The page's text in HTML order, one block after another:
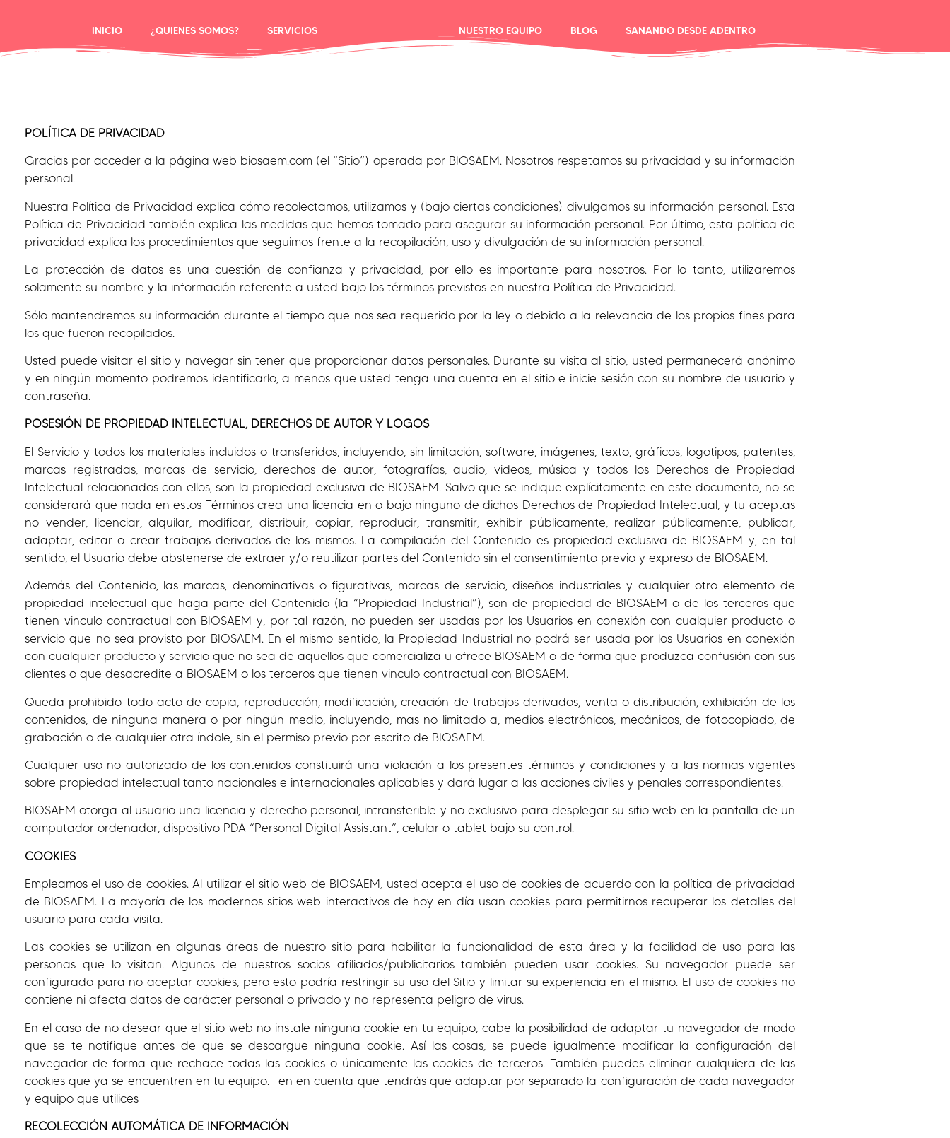
INICIO ¿QUIENES SOMOS? SERVICIOS NUESTRO EQUIPO BLOG SANANDO DESDE ADENTRO
POLÍTICA DE PRIVACIDAD
Gracias por acceder a la página web biosaem.com (el “Sitio”) operada por BIOSAEM. Nosotros respetamos su privacidad y su información
personal.
Nuestra Política de Privacidad explica cómo recolectamos, utilizamos y (bajo ciertas condiciones) divulgamos su información personal. Esta
Política de Privacidad también explica las medidas que hemos tomado para asegurar su información personal. Por último, esta política de
privacidad explica los procedimientos que seguimos frente a la recopilación, uso y divulgación de su información personal.
La protección de datos es una cuestión de confianza y privacidad, por ello es importante para nosotros. Por lo tanto, utilizaremos
solamente su nombre y la información referente a usted bajo los términos previstos en nuestra Política de Privacidad.
Sólo mantendremos su información durante el tiempo que nos sea requerido por la ley o debido a la relevancia de los propios fines para
los que fueron recopilados.
Usted puede visitar el sitio y navegar sin tener que proporcionar datos personales. Durante su visita al sitio, usted permanecerá anónimo
y en ningún momento podremos identificarlo, a menos que usted tenga una cuenta en el sitio e inicie sesión con su nombre de usuario y
contraseña.
POSESIÓN DE PROPIEDAD INTELECTUAL, DERECHOS DE AUTOR Y LOGOS
El Servicio y todos los materiales incluidos o transferidos, incluyendo, sin limitación, software, imágenes, texto, gráficos, logotipos, patentes,
marcas registradas, marcas de servicio, derechos de autor, fotografías, audio, videos, música y todos los Derechos de Propiedad
Intelectual relacionados con ellos, son la propiedad exclusiva de BIOSAEM. Salvo que se indique explícitamente en este documento, no se
considerará que nada en estos Términos crea una licencia en o bajo ninguno de dichos Derechos de Propiedad Intelectual, y tu aceptas
no vender, licenciar, alquilar, modificar, distribuir, copiar, reproducir, transmitir, exhibir públicamente, realizar públicamente, publicar,
adaptar, editar o crear trabajos derivados de los mismos. La compilación del Contenido es propiedad exclusiva de BIOSAEM y, en tal
sentido, el Usuario debe abstenerse de extraer y/o reutilizar partes del Contenido sin el consentimiento previo y expreso de BIOSAEM.
Además del Contenido, las marcas, denominativas o figurativas, marcas de servicio, diseños industriales y cualquier otro elemento de
propiedad intelectual que haga parte del Contenido (la “Propiedad Industrial”), son de propiedad de BIOSAEM o de los terceros que
tienen vinculo contractual con BIOSAEM y, por tal razón, no pueden ser usadas por los Usuarios en conexión con cualquier producto o
servicio que no sea provisto por BIOSAEM. En el mismo sentido, la Propiedad Industrial no podrá ser usada por los Usuarios en conexión
con cualquier producto y servicio que no sea de aquellos que comercializa u ofrece BIOSAEM o de forma que produzca confusión con sus
clientes o que desacredite a BIOSAEM o los terceros que tienen vinculo contractual con BIOSAEM.
Queda prohibido todo acto de copia, reproducción, modificación, creación de trabajos derivados, venta o distribución, exhibición de los
contenidos, de ninguna manera o por ningún medio, incluyendo, mas no limitado a, medios electrónicos, mecánicos, de fotocopiado, de
grabación o de cualquier otra índole, sin el permiso previo por escrito de BIOSAEM.
Cualquier uso no autorizado de los contenidos constituirá una violación a los presentes términos y condiciones y a las normas vigentes
sobre propiedad intelectual tanto nacionales e internacionales aplicables y dará lugar a las acciones civiles y penales correspondientes.
BIOSAEM otorga al usuario una licencia y derecho personal, intransferible y no exclusivo para desplegar su sitio web en la pantalla de un
computador ordenador, dispositivo PDA “Personal Digital Assistant”, celular o tablet bajo su control.
COOKIES
Empleamos el uso de cookies. Al utilizar el sitio web de BIOSAEM, usted acepta el uso de cookies de acuerdo con la política de privacidad
de BIOSAEM. La mayoría de los modernos sitios web interactivos de hoy en día usan cookies para permitirnos recuperar los detalles del
usuario para cada visita.
Las cookies se utilizan en algunas áreas de nuestro sitio para habilitar la funcionalidad de esta área y la facilidad de uso para las
personas que lo visitan. Algunos de nuestros socios afiliados/publicitarios también pueden usar cookies. Su navegador puede ser
configurado para no aceptar cookies, pero esto podría restringir su uso del Sitio y limitar su experiencia en el mismo. El uso de cookies no
contiene ni afecta datos de carácter personal o privado y no representa peligro de virus.
En el caso de no desear que el sitio web no instale ninguna cookie en tu equipo, cabe la posibilidad de adaptar tu navegador de modo
que se te notifique antes de que se descargue ninguna cookie. Así las cosas, se puede igualmente modificar la configuración del
navegador de forma que rechace todas las cookies o únicamente las cookies de terceros. También puedes eliminar cualquiera de las
cookies que ya se encuentren en tu equipo. Ten en cuenta que tendrás que adaptar por separado la configuración de cada navegador
y equipo que utilices
RECOLECCIÓN AUTOMÁTICA DE INFORMACIÓN